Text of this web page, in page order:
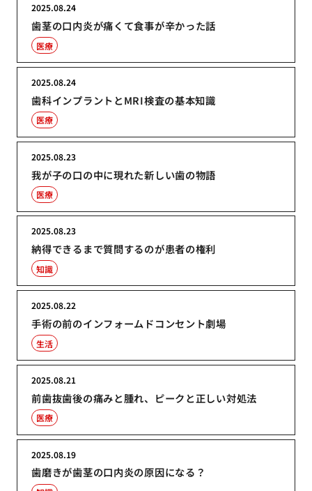
歯茎の口内炎が痛くて食事が辛かった話
2025.08.24
医療
歯科インプラントとMRI検査の基本知識
2025.08.24
医療
我が子の口の中に現れた新しい歯の物語
2025.08.23
医療
納得できるまで質問するのが患者の権利
2025.08.23
知識
手術の前のインフォームドコンセント劇場
2025.08.22
生活
前歯抜歯後の痛みと腫れ、ピークと正しい対処法
2025.08.21
医療
歯磨きが歯茎の口内炎の原因になる？
2025.08.19